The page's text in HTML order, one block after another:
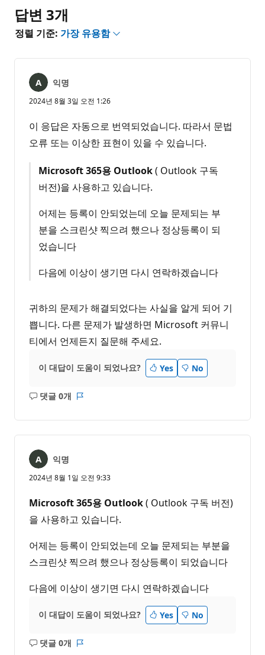
음
답변 3개
정렬 기준: 가장 유용함
익명
2024년 8월 3일 오전 1:26
이 응답은 자동으로 번역되었습니다. 따라서 문법
오류 또는 이상한 표현이 있을 수 있습니다.
Microsoft 365용 Outlook( Outlook 구독
버전)을 사용하고 있습니다.
어제는 등록이 안되었는데 오늘 문제되는 부
분을 스크린샷 찍으려 했으나 정상등록이 되
었습니다
다음에 이상이 생기면 다시 연락하겠습니다
귀하의 문제가 해결되었다는 사실을 알게 되어 기
쁩니다. 다른 문제가 발생하면 Microsoft 커뮤니
티에서 언제든지 질문해 주세요.
이 대답이 도움이 되었나요? Yes No
댓글 0개
설
음
익명
2024년 8월 1일 오전 9:33
Microsoft 365용 Outlook( Outlook 구독 버전)
을 사용하고 있습니다.
어제는 등록이 안되었는데 오늘 문제되는 부분을
스크린샷 찍으려 했으나 정상등록이 되었습니다
다음에 이상이 생기면 다시 연락하겠습니다
이 대답이 도움이 되었나요? Yes No
댓글 0개
설